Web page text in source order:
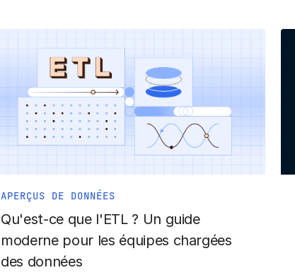
APERÇUS DE DONNÉES
Qu'est-ce que l'ETL ? Un guide
moderne pour les équipes chargées
des données